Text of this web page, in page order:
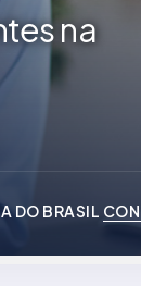
na
DO BRASIL